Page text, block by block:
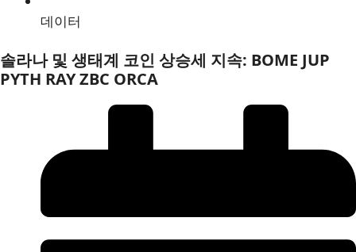
데이터
솔라나 및 생태계 코인 상승세 지속: BOME JUP
PYTH RAY ZBC ORCA